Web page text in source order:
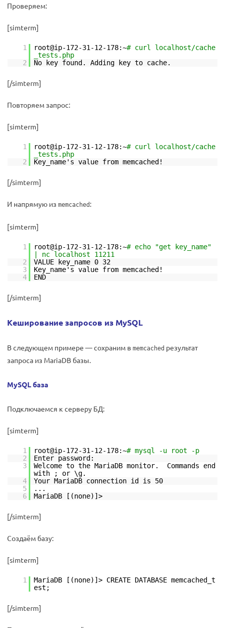
Проверяем:
[simterm]
1 root@ip-172-31-12-178:~# curl localhost/cache
_tests.php
2
No key found. Adding key to cache.
[/simterm]
Повторяем запрос:
[simterm]
1 root@ip-172-31-12-178:~# curl localhost/cache
_tests.php
2
Key_name's value from memcached!
[/simterm]
И напрямую из memcached :
[simterm]
1 root@ip-172-31-12-178:~# echo "get key_name"
| nc localhost 11211
2
VALUE key_name 0 32
3
Key_name's value from memcached!
4
END
[/simterm]
Кеширование запросов из MySQL
В следующем примере — сохраним в memcached результат
запроса из MariaDB базы.
MySQL база
Подключаемся к серверу БД:
[simterm]
1 root@ip-172-31-12-178:~# mysql -u root -p
2
Enter password:
3
Welcome to the MariaDB monitor. Commands end
with ; or \g.
4
Your MariaDB connection id is 50
5
...
6
MariaDB [(none)]>
[/simterm]
Создаём базу:
[simterm]
1
MariaDB [(none)]> CREATE DATABASE memcached_t
est;
[/simterm]